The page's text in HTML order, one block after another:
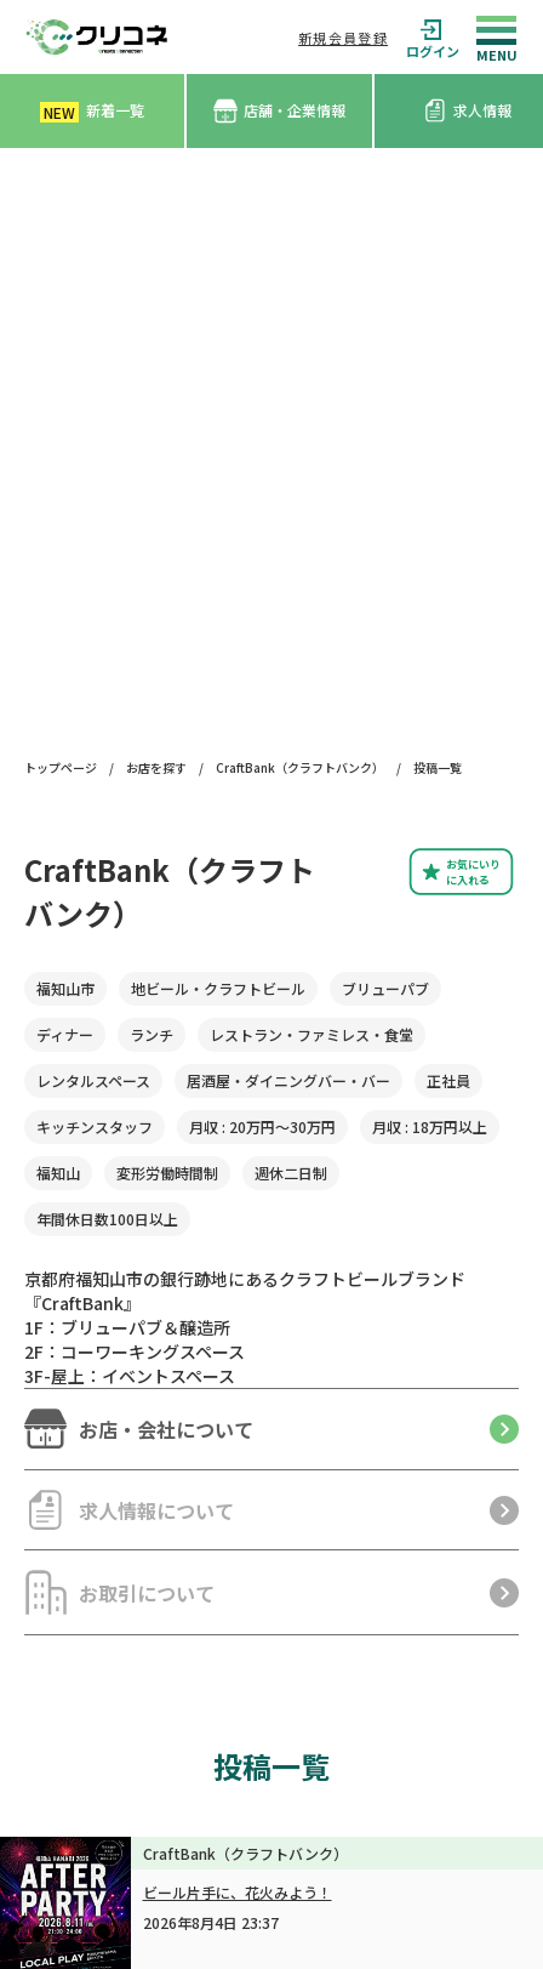
新規会員登録
ログイン
NEW 新着一覧 店舗・企業情報 求人情報
トップページ / お店を探す / CraftBank（クラフトバンク） / 投稿一覧
お気にいり
に入れる
CraftBank（クラフト
バンク）
福知山市 地ビール・クラフトビール ブリューパブ
ディナー ランチ レストラン・ファミレス・食堂
レンタルスペース 居酒屋・ダイニングバー・バー 正社員
キッチンスタッフ 月収 : 20万円〜30万円 月収 : 18万円以上
福知山 変形労働時間制 週休二日制
年間休日数100日以上
京都府福知山市の銀行跡地にあるクラフトビールブランド
『CraftBank』
1F：ブリューパブ＆醸造所
2F：コーワーキングスペース
3F-屋上：イベントスペース
お店・会社について
求人情報について
お取引について
投稿一覧
CraftBank（クラフトバンク）
ビール片手に、花火みよう！
2026年8月4日 23:37